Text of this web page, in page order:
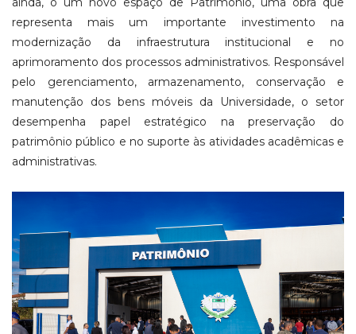
representa mais um importante investimento na
modernização da infraestrutura institucional e no
aprimoramento dos processos administrativos. Responsável
pelo gerenciamento, armazenamento, conservação e
manutenção dos bens móveis da Universidade, o setor
desempenha papel estratégico na preservação do
patrimônio público e no suporte às atividades acadêmicas e
administrativas.